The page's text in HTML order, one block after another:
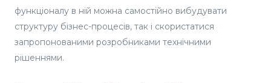
функціоналу в ній можна самостійно вибудувати
структуру бізнес-процесів, так і скористатися
запропонованими розробниками технічними
рішеннями.